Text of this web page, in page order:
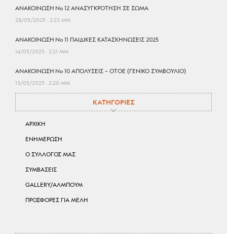
ΑΝΑΚΟΙΝΩΣΗ No 12 ΑΝΑΣΥΓΚΡΟΤΗΣΗ ΣΕ ΣΩΜΑ
28/05/2025 2:23 ΜΜ
ΑΝΑΚΟΙΝΩΣΗ No 11 ΠΑΙΔΙΚΕΣ ΚΑΤΑΣΚΗΝΩΣΕΙΣ 2025
14/05/2025 2:21 ΜΜ
ΑΝΑΚΟΙΝΩΣΗ No 10 ΑΠΟΛΥΣΕΙΣ – ΟΤΟΕ (ΓΕΝΙΚΟ ΣΥΜΒΟΥΛΙΟ)
13/05/2025 2:20 ΜΜ
ΚΑΤΗΓΟΡΙΕΣ
ΑΡΧΙΚΗ
ΕΝΗΜΕΡΩΣΗ
Ο ΣΥΛΛΟΓΟΣ ΜΑΣ
ΣΥΜΒΑΣΕΙΣ
GALLERY/ΑΛΜΠΟΥΜ
ΠΡΟΣΦΟΡΕΣ ΓΙΑ ΜΕΛΗ